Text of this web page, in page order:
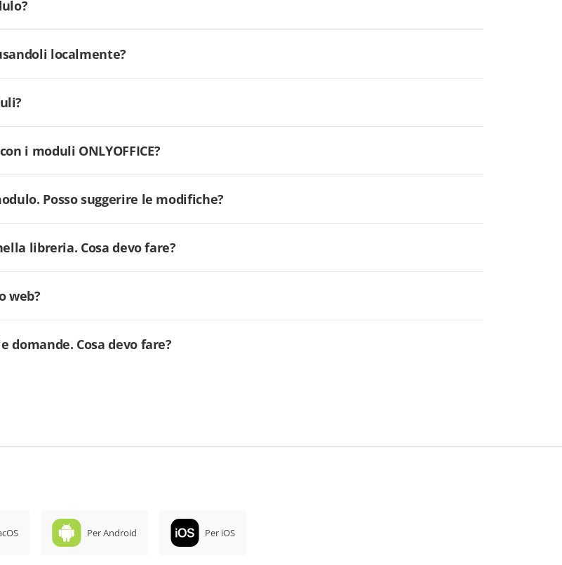
localmente?
i moduli ONLYOFFICE?
Posso suggerire le modifiche?
libreria. Cosa devo fare?
web?
Cosa devo fare?
Per Android Per iOS